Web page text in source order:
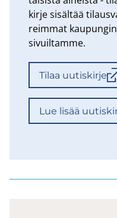
kir­je si­säl­tää
reim­mat
si­vuil­tam­me.
Tilaa uu­tis­kir­je
Lue lisää